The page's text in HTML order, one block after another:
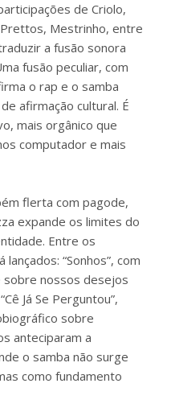
de Criolo,
Mestrinho, entre
a fusão sonora
fusão peculiar, com
o rap e o samba
afirmação cultural. É
mais orgânico que
computador e mais
flerta com pagode,
expande os limites do
Entre os
“Sonhos”, com
sobre nossos desejos
Já Se Perguntou”,
sobre
anteciparam a
o samba não surge
como fundamento